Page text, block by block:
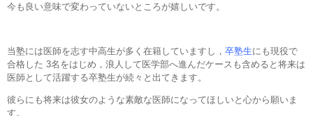
今も良い意味で変わっていないところが嬉しいです。
当塾には医師を志す中高生が多く在籍していますし， 卒塾生にも現役で
合格した 3名をはじめ，浪人して医学部へ進んだケースも含めると将来は
医師として活躍する卒塾生が続々と出てきます。
彼らにも将来は彼女のような素敵な医師になってほしいと心から願いま
す。